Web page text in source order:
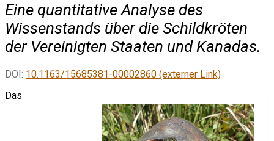
Eine quantitative Analyse des
Wissenstands über die Schildkröten
der Vereinigten Staaten und Kanadas.
DOI: 10.1163/15685381-00002860 (externer Link)
Das